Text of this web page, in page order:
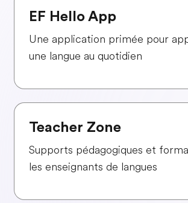
EF Hello App
Une application primée pour
une langue au quotidien
Teacher Zone
Supports pédagogiques et
les enseignants de langues